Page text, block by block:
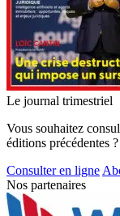
Le journal trimestriel
Vous souhaitez
éditions précédentes ?
Consulter en ligne
Nos partenaires